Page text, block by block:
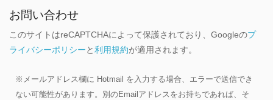
お問い合わせ
このサイトはreCAPTCHAによって保護されており、Googleのプ
ライバシーポリシーと利用規約が適用されます。
※メールアドレス欄に Hotmail を入力する場合、エラーで送信でき
ない可能性があります。別のEmailアドレスをお持ちであれば、そ